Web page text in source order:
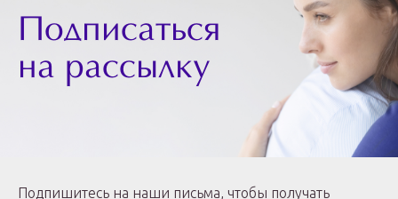
Подписаться
на рассылку
Подпишитесь на наши письма, чтобы получать